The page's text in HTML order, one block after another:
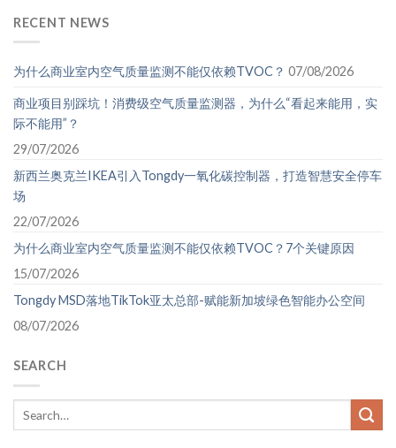
RECENT NEWS
为什么商业室内空气质量监测不能仅依赖TVOC？ 07/08/2026
商业项目别踩坑！消费级空气质量监测器，为什么“看起来能用，实
际不能用”？
29/07/2026
新西兰奥克兰IKEA引入Tongdy一氧化碳控制器，打造智慧安全停车
场
22/07/2026
为什么商业室内空气质量监测不能仅依赖TVOC？7个关键原因
15/07/2026
Tongdy MSD落地TikTok亚太总部-赋能新加坡绿色智能办公空间
08/07/2026
SEARCH